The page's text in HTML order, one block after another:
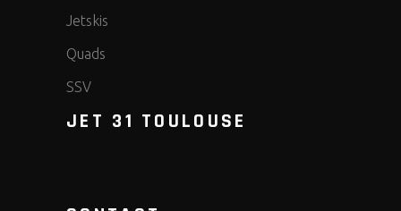
Jetskis
Quads
SSV
JET 31 TOULOUSE